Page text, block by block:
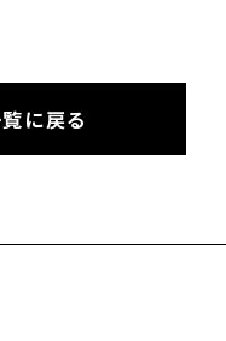
に戻る